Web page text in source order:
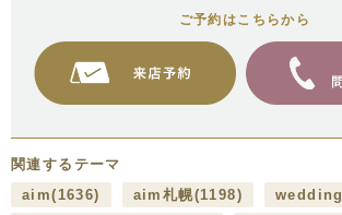
ご予約はこちらから
関連するテーマ
aim(1636) aim札幌(1198) wedding